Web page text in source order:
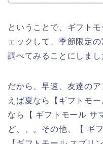
ということで、ギフト
ェックして、季節限定
調べてみることにしまし
だから、早速、友達の
えば夏なら【ギフトモ
なら【 ギフトモール サ
ど、、。その他、【 ギ